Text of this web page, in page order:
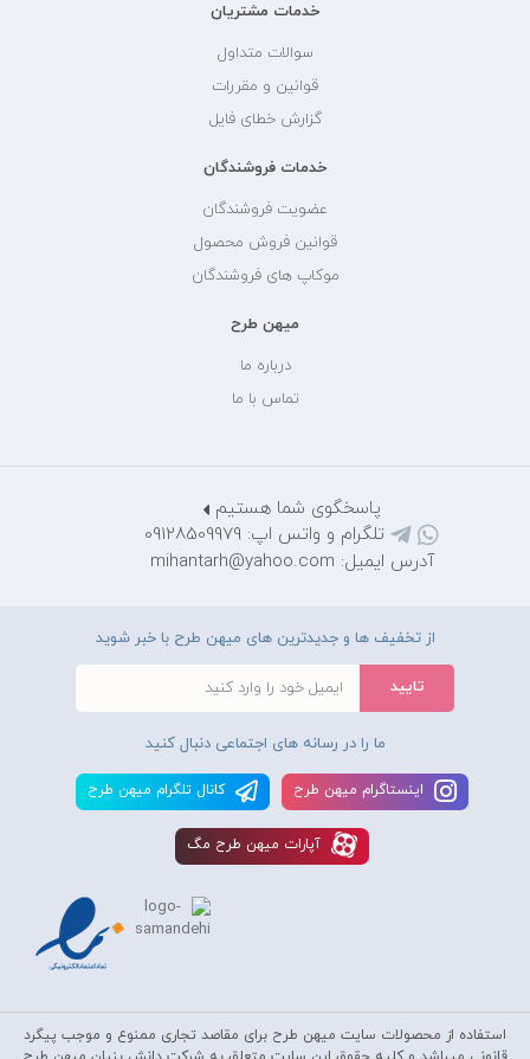
خدمات مشتریان
سوالات متداول
قوانین و مقررات
گزارش خطای فایل
خدمات فروشندگان
عضویت فروشندگان
قوانین فروش محصول
موکاپ های فروشندگان
میهن طرح
درباره ما
تماس با ما
پاسخگوی شما هستیم
تلگرام و واتس اپ: 09128509979
آدرس ایمیل: mihantarh@yahoo.com
از تخفیف ها و جدیدترین های میهن طرح با خبر شوید
ما را در رسانه های اجتماعی دنبال کنید
اينستاگرام ميهن طرح کانال تلگرام ميهن طرح
آپارات ميهن طرح مگ
استفاده از محصولات سايت میهن طرح برای مقاصد تجاری ممنوع و موجب پیگرد